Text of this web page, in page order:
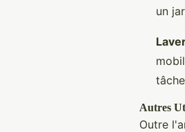
un
Autres
Outre